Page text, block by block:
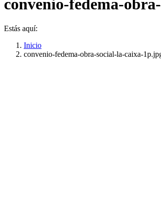
convenio-fedema-
Estás aquí:
Inicio
convenio-fedema-obra-social-la-caixa-